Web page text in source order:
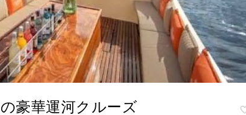
豪華運河クルーズ